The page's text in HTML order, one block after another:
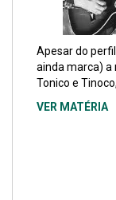
Apesar do
ainda marca) a
Tonico e
VER MATÉRIA
VER MATÉRIA